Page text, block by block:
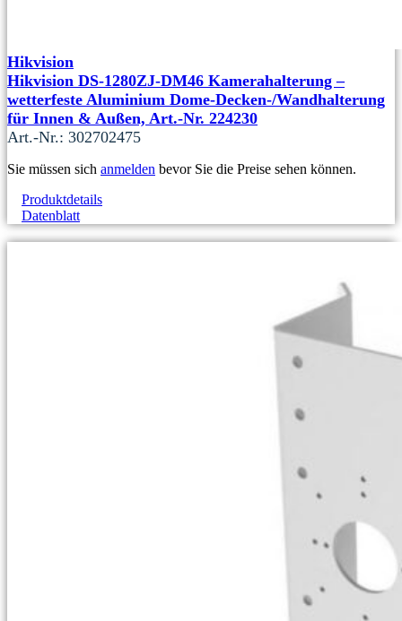
Hikvision
Hikvision DS-1280ZJ-DM46 Kamerahalterung –
wetterfeste Aluminium Dome-Decken-/Wandhalterung
für Innen & Außen, Art.-Nr. 224230
Art.-Nr.: 302702475
Sie müssen sich anmelden bevor Sie die Preise sehen können.
Produktdetails
Datenblatt